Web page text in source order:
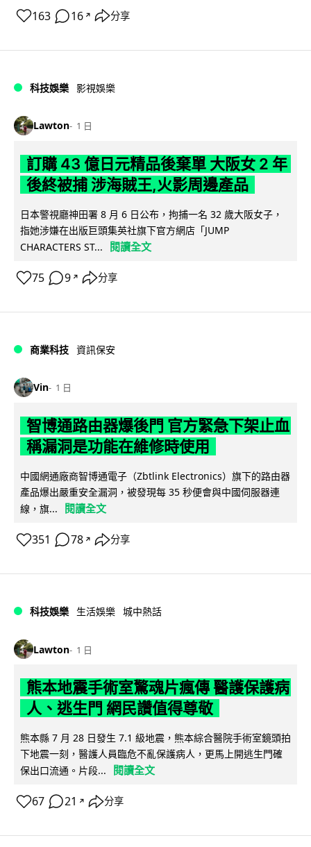
163 16 ↗ 分享
科技娛樂 影視娛樂
Lawton 1 日
訂購 43 億日元精品後棄單 大阪女 2 年
後終被捕 涉海賊王,火影周邊產品
日本警視廳神田署 8 月 6 日公布，拘捕一名 32 歲大阪女子，
指她涉嫌在出版巨頭集英社旗下官方網店「JUMP
CHARACTERS ST...
閱讀全文
75 9 ↗ 分享
商業科技 資訊保安
Vin 1 日
智博通路由器爆後門 官方緊急下架止血
稱漏洞是功能在維修時使用
中國網通廠商智博通電子（Zbtlink Electronics）旗下的路由器
產品爆出嚴重安全漏洞，被發現每 35 秒便會與中國伺服器連
線，旗...
閱讀全文
351 78 ↗ 分享
科技娛樂 生活娛樂 城中熱話
Lawton 1 日
熊本地震手術室驚魂片瘋傳 醫護保護病
人、逃生門 網民讚值得尊敬
熊本縣 7 月 28 日發生 7.1 級地震，熊本綜合醫院手術室鏡頭拍
下地震一刻，醫護人員臨危不亂保護病人，更馬上開逃生門確
保出口流通。片段...
閱讀全文
67 21 ↗ 分享